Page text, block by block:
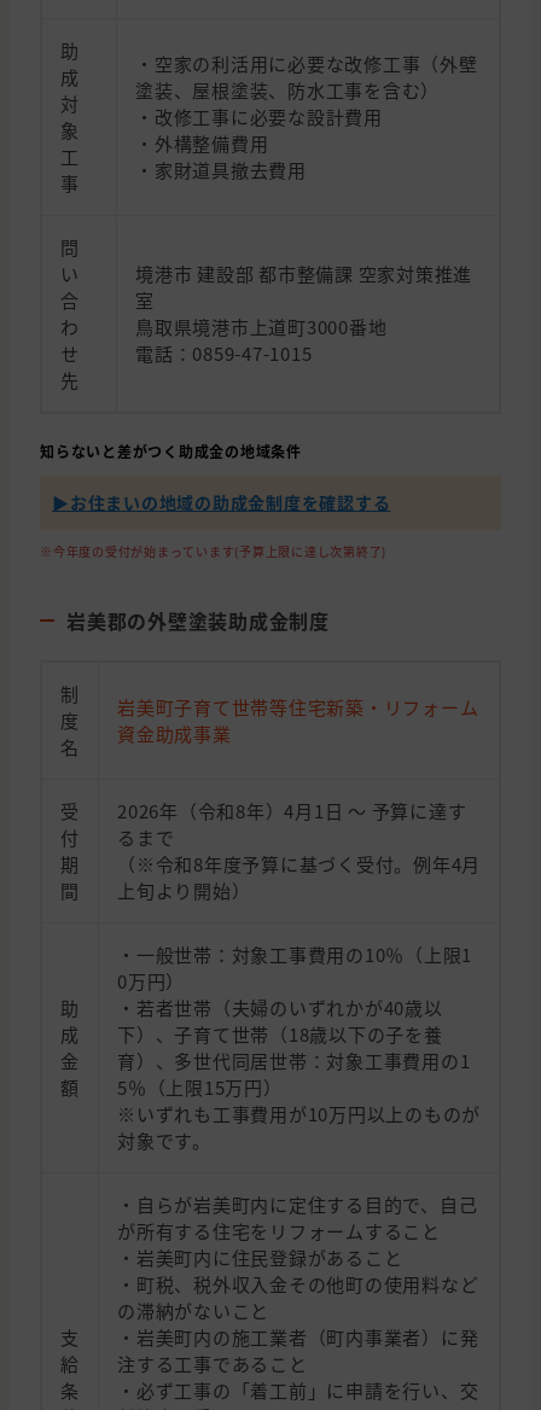
助
成
対
象
工
事
・空家の利活用に必要な改修工事（外壁
塗装、屋根塗装、防水工事を含む）
・改修工事に必要な設計費用
・外構整備費用
・家財道具撤去費用
問
い
合
わ
せ
先
境港市 建設部 都市整備課 空家対策推進
室
鳥取県境港市上道町3000番地
電話：0859-47-1015
知らないと差がつく助成金の地域条件
▶︎お住まいの地域の助成金制度を確認する
※今年度の受付が始まっています(予算上限に達し次第終了)
岩美郡の外壁塗装助成金制度
制
度
名
岩美町子育て世帯等住宅新築・リフォーム
資金助成事業
受
付
期
間
2026年（令和8年）4月1日 〜 予算に達す
るまで
（※令和8年度予算に基づく受付。例年4月
上旬より開始）
助
成
金
額
・一般世帯：対象工事費用の10％（上限1
0万円）
・若者世帯（夫婦のいずれかが40歳以
下）、子育て世帯（18歳以下の子を養
育）、多世代同居世帯：対象工事費用の1
5％（上限15万円）
※いずれも工事費用が10万円以上のものが
対象です。
支
給
条
・自らが岩美町内に定住する目的で、自己
が所有する住宅をリフォームすること
・岩美町内に住民登録があること
・町税、税外収入金その他町の使用料など
の滞納がないこと
・岩美町内の施工業者（町内事業者）に発
注する工事であること
・必ず工事の「着工前」に申請を行い、交